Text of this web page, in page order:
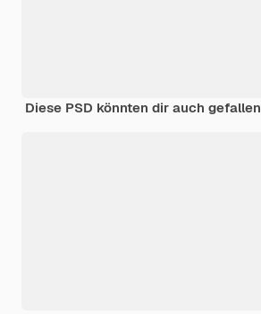
Diese PSD könnten dir auch gefallen